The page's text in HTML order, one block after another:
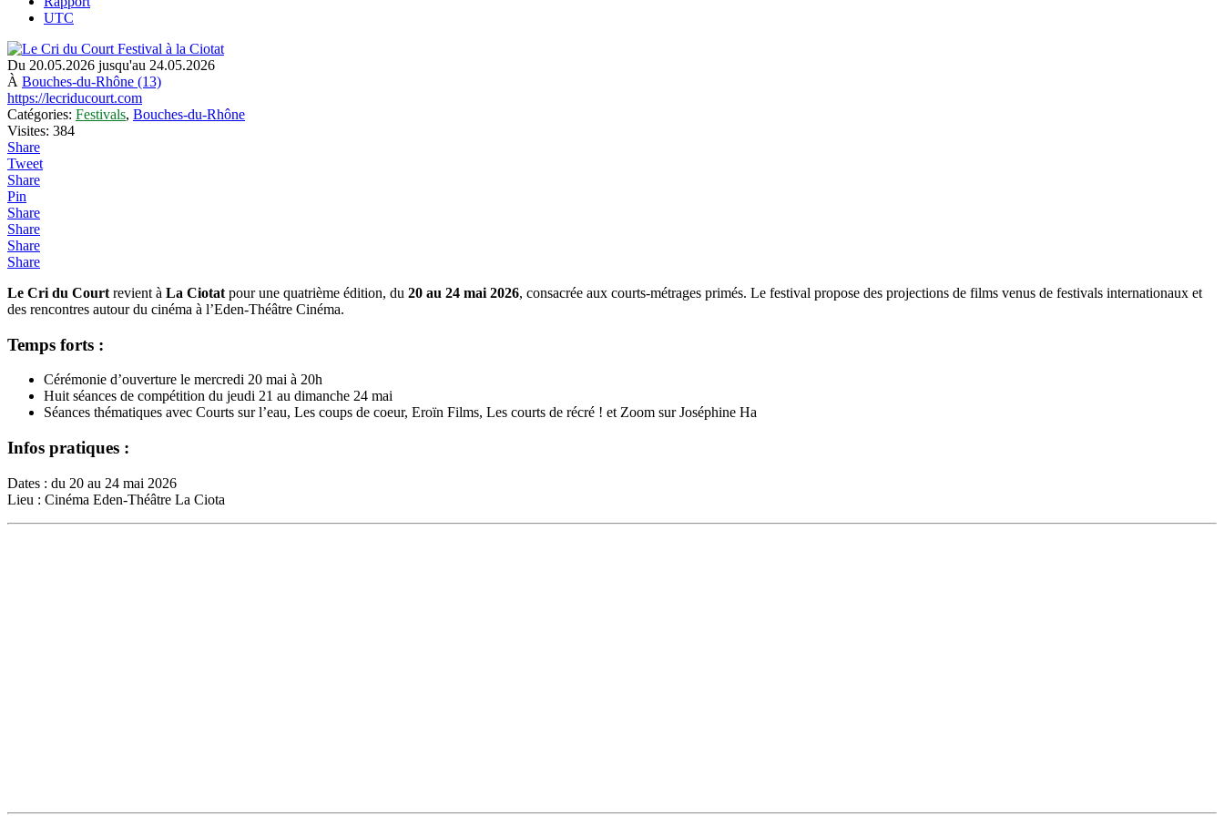
UTC
Du 20.05.2026 jusqu'au 24.05.2026
À Bouches-du-Rhône (13)
https://lecriducourt.com
Catégories: Festivals, Bouches-du-Rhône
Visites: 384
Share
Tweet
Share
Pin
Share
Share
Share
Share
Le Cri du Court revient à La Ciotat pour une quatrième édition, du 20 au 24 mai 2026, consacrée aux courts-métrages primés. Le festival propose des projections de films venus de festivals internationaux et
des rencontres autour du cinéma à l’Eden-Théâtre Cinéma.
Temps forts :
Cérémonie d’ouverture le mercredi 20 mai à 20h
Huit séances de compétition du jeudi 21 au dimanche 24 mai
Séances thématiques avec Courts sur l’eau, Les coups de coeur, Eroïn Films, Les courts de récré ! et Zoom sur Joséphine Ha
Infos pratiques :
Dates : du 20 au 24 mai 2026
Lieu : Cinéma Eden-Théâtre La Ciota